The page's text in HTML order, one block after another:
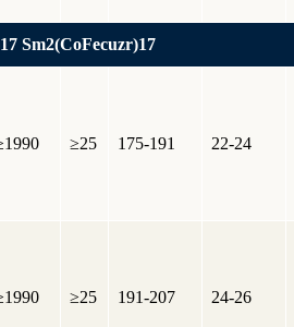
Sm2(CoFecuzr)17
≥25 175-191 22-24
≥25 191-207 24-26